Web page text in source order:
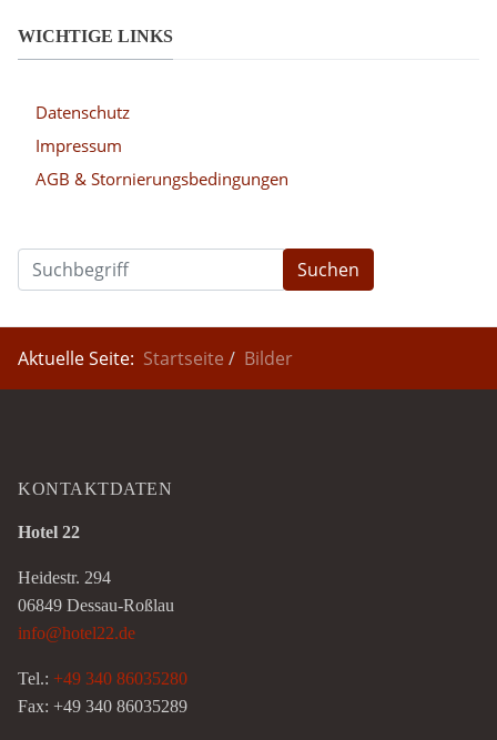
WICHTIGE LINKS
Datenschutz
Impressum
AGB & Stornierungsbedingungen
Suchen
Aktuelle Seite: Startseite Bilder
KONTAKTDATEN
Hotel 22
Heidestr. 294
06849 Dessau-Roßlau
info@hotel22.de
Tel.: +49 340 86035280
Fax: +49 340 86035289